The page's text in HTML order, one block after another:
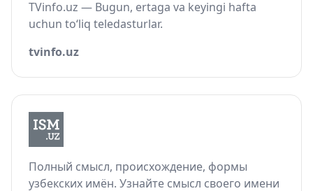
TVinfo.uz — Bugun, ertaga va keyingi hafta
uchun to‘liq teledasturlar.
tvinfo.uz
Полный смысл, происхождение, формы
узбекских имён. Узнайте смысл своего имени